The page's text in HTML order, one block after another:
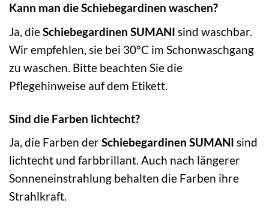
Kann man die Schiebegardinen waschen?
Ja, dieSchiebegardinen SUMANI sind waschbar.
Wir empfehlen, sie bei 30°C im Schonwaschgang
zu waschen. Bitte beachten Sie die
Pflegehinweise auf dem Etikett.
Sind die Farben lichtecht?
Ja, die Farben derSchiebegardinen SUMANI sind
lichtecht und farbbrillant. Auch nach längerer
Sonneneinstrahlung behalten die Farben ihre
Strahlkraft.